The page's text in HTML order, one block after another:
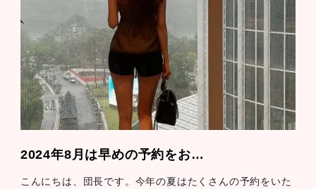
2024年8月は早めの予約をお…
こんにちは、団長です。今年の夏はたくさんの予約をいた